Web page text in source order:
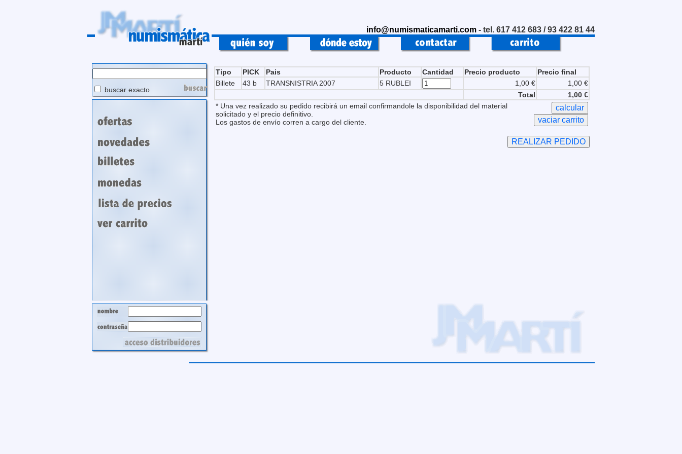
info@numismaticamarti.com - tel. 617 412 683 / 93 422 81 44
buscar exacto
Tipo PICK Pais Producto Cantidad Precio producto
Precio final
Billete
43 b TRANSNISTRIA 2007 5 RUBLEI 1,00 €
1,00 €
Total
1,00 €
* Una vez realizado su pedido recibirá un email confirmandole la disponibilidad del material
solicitado y el precio definitivo.
Los gastos de envío corren a cargo del cliente.